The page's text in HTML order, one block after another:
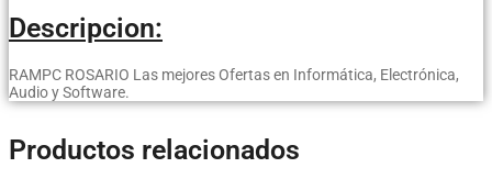
Descripcion:
RAMPC ROSARIO Las mejores Ofertas en Informática, Electrónica,
Audio y Software.
Productos relacionados